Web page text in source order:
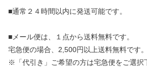
■通常２４時間以内に発送可能です。
■メール便は、１点から送料無料です。
宅急便の場合、2,500円以上送料無料です。
※「代引き」ご希望の方は宅急便をご選択